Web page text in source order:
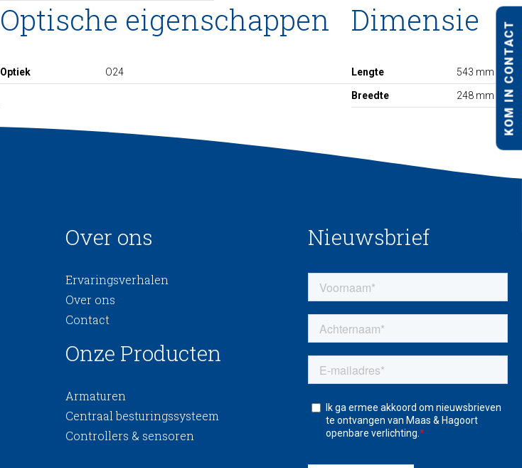
KOM IN CONTACT
Optische eigenschappen
Optiek O24
Dimensie
Lengte 543 mm
Breedte 248 mm
Over ons
Ervaringsverhalen
Over ons
Contact
Onze Producten
Armaturen
Centraal besturingssysteem
Controllers & sensoren
Nieuwsbrief